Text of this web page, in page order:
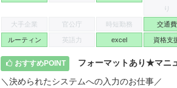
り
大手企業 官公庁 時短勤務 交通費
ルーティン 英語力 excel 資格支
おすすめPOINT
フォーマットあり★マニ
＼決められたシステムへの入力のお仕事／